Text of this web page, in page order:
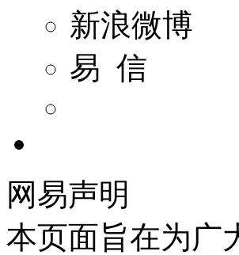
新浪微博
易 信
网易声明
本页面旨在为广